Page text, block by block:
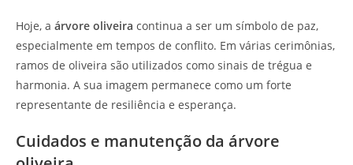
Hoje, a árvore oliveira continua a ser um símbolo de paz,
especialmente em tempos de conflito. Em várias cerimônias,
ramos de oliveira são utilizados como sinais de trégua e
harmonia. A sua imagem permanece como um forte
representante de resiliência e esperança.
Cuidados e manutenção da árvore